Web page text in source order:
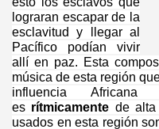
lograran escapar de la
esclavitud y llegar al
Pacífico podían vivir
allí en paz. Esta
música de esta región
influencia
es rítmicamente de alta
usados en esta región